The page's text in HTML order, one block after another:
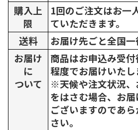
購入上
限
1回のご注文はお一
ていただきます。
送料
お届け先ごと全国一
お届け
に
ついて
商品はお申込み受
程度でお届けいたし
※天候や注文状況、
をはさむ場合、お
ございますのであ
さい。